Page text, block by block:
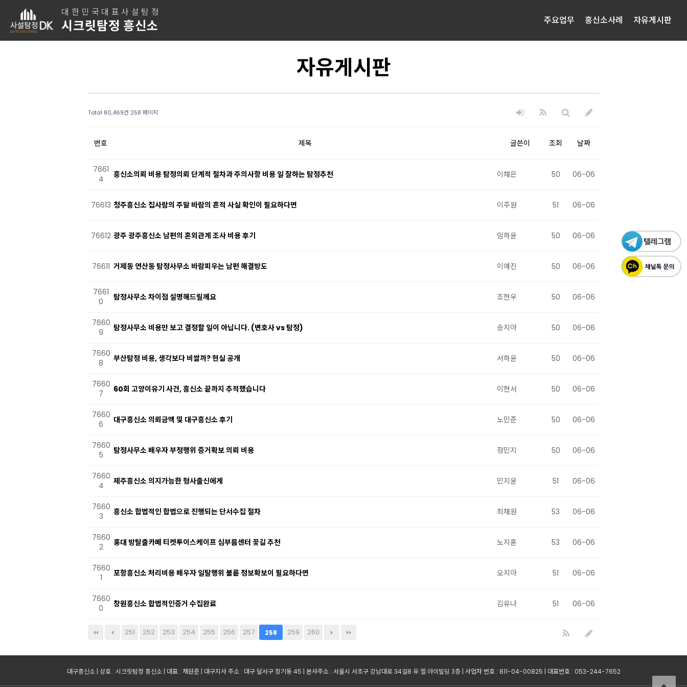
대한민국대표사설탐정
시크릿탐정 흥신소 주요업무 흥신소사례 자유게시판
자유게시판
Total 80,469건 258 페이지
번호 제목 글쓴이 조회 날짜
7661
4
흥신소의뢰 비용 탐정의뢰 단계적 절차과 주의사항 비용 일 잘하는 탐정추천 이채은 50 06-06
76613 청주흥신소 집사람의 주말 바람의 흔적 사실 확인이 필요하다면 이주원 51 06-06
76612 광주 광주흥신소 남편의 혼외관계 조사 비용 후기 임하윤 50 06-06
76611 거제동 연산동 탐정사무소 바람피우는 남편 해결방도 이예진 50 06-06
7661
0
탐정사무소 차이점 설명해드릴께요 조현우 50 06-06
7660
9
탐정사무소 비용만 보고 결정할 일이 아닙니다. (변호사 vs 탐정) 송지아 50 06-06
7660
8
부산탐정 비용, 생각보다 비쌀까? 현실 공개 서하윤 50 06-06
7660
7
60회 고양이유기 사건, 흥신소 끝까지 추적했습니다 이현서 50 06-06
7660
6
대구흥신소 의뢰금액 및 대구흥신소 후기 노민준 50 06-06
7660
5
탐정사무소 배우자 부정행위 증거확보 의뢰 비용 정민지 50 06-06
7660
4
제주흥신소 의지가능한 형사출신에게 민지윤 51 06-06
7660
3
흥신소 합법적인 합법으로 진행되는 단서수집 절차 최채원 53 06-06
7660
2
홍대 방탈출카페 티켓투이스케이프 심부름센터 꽃길 추천 노지훈 53 06-06
7660
1
포항흥신소 처리비용 배우자 일탈행위 불륜 정보확보이 필요하다면 오지아 51 06-06
7660
0
창원흥신소 합법적인증거 수집완료 김유나 51 06-06
251 252 253 254 255 256 257 258 259 260
맨끝
대구흥신소 | 상호 : 시크릿탐정 흥신소 | 대표 : 채원준 | 대구지사 주소 : 대구 달서구 장기동 45 | 본사주소 : 서울시 서초구 강남대로 34길8 유.엘.아이빌딩 3층 | 사업자 번호 : 811-04-00825 | 대표번호 : 053-244-7652